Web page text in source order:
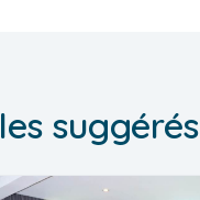
suggérés